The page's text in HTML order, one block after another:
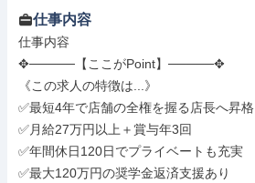
仕事内容
仕事内容
✥─────【ここがPoint】─────✥
《この求人の特徴は...》
✅最短4年で店舗の全権を握る店長へ昇格
✅月給27万円以上＋賞与年3回
✅年間休日120日でプライベートも充実
✅最大120万円の奨学金返済支援あり